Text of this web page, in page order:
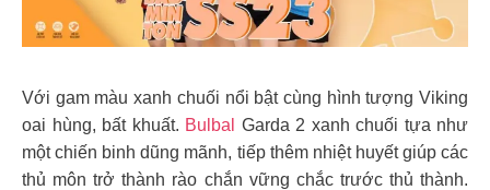
Với gam màu xanh chuối nổi bật cùng hình tượng Viking
oai hùng, bất khuất. Bulbal
Garda 2 xanh chuối tựa như
một chiến binh dũng mãnh, tiếp thêm nhiệt huyết giúp các
thủ môn trở thành rào chắn vững chắc trước thủ thành.